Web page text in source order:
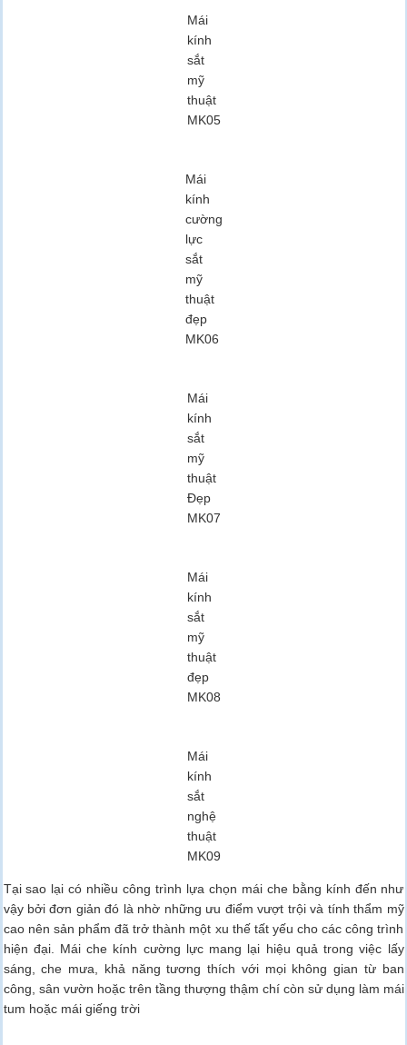
Mái
kính
sắt
mỹ
thuật
MK05
Mái
kính
cường
lực
sắt
mỹ
thuật
đẹp
MK06
Mái
kính
sắt
mỹ
thuật
Đẹp
MK07
Mái
kính
sắt
mỹ
thuật
đẹp
MK08
Mái
kính
sắt
nghệ
thuật
MK09
Tại sao lại có nhiều công trình lựa chọn mái che bằng kính đến như
vậy bởi đơn giản đó là nhờ những ưu điểm vượt trội và tính thẩm mỹ
cao nên sản phẩm đã trở thành một xu thế tất yếu cho các công trình
hiện đại. Mái che kính cường lực mang lại hiệu quả trong việc lấy
sáng, che mưa, khả năng tương thích với mọi không gian từ ban
công, sân vườn hoặc trên tầng thượng thậm chí còn sử dụng làm mái
tum hoặc mái giếng trời